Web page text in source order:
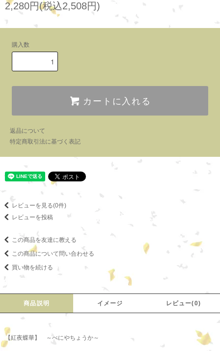
2,280円(税込2,508円)
購入数
カートに入れる
返品について
特定商取引法に基づく表記
レビューを見る(0件)
レビューを投稿
この商品を友達に教える
この商品について問い合わせる
買い物を続ける
商品説明 イメージ レビュー(0)
【紅夜蝶華】 ～べにやちょうか～